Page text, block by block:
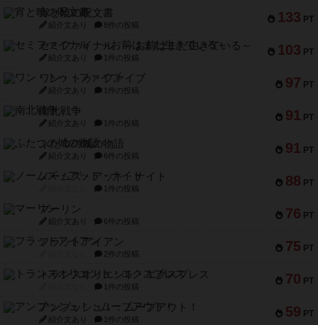
133 PT
宵と暁の呪文書
紹介文あり 8件の投稿
103 PT
セミファイナル ～お前はまだ生きている～
紹介文あり 1件の投稿
97 PT
ワン・トゥ・ファイブ
紹介文あり 1件の投稿
91 PT
南北戦争
紹介文あり 1件の投稿
91 PT
ふたつの城の物語
紹介文あり 6件の投稿
88 PT
ノームズ・アット・ナイト
1件の投稿
76 PT
マーリン
紹介文あり 6件の投稿
75 PT
フラットアイアン
2件の投稿
70 PT
トランスオリエント・エクスプレス
1件の投稿
59 PT
アンブッシュ！：ムーブアウト！
紹介文あり 1件の投稿